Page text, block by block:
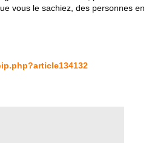
vous le sachiez, des personnes en